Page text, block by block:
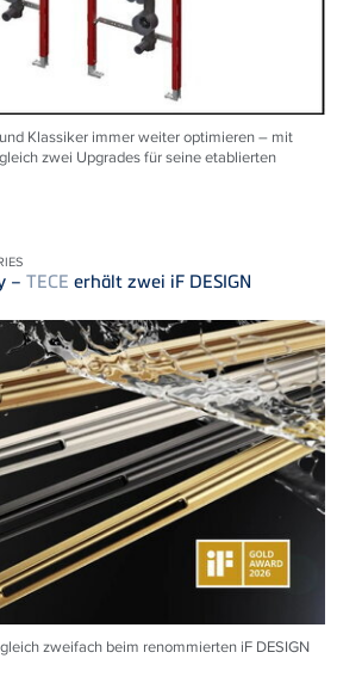
Klassiker immer weiter optimieren – mit
zwei Upgrades für seine etablierten
– TECE erhält zwei iF DESIGN
zweifach beim renommierten iF DESIGN